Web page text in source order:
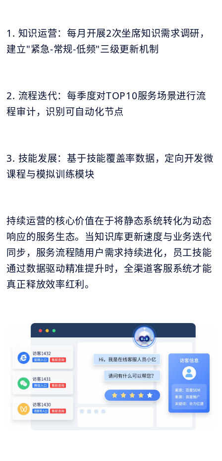
1. 知识运营：每月开展2次坐席知识需求调研，
建立"紧急-常规-低频"三级更新机制
2. 流程迭代：每季度对TOP10服务场景进行流
程审计，识别可自动化节点
3. 技能发展：基于技能覆盖率数据，定向开发微
课程与模拟训练模块
持续运营的核心价值在于将静态系统转化为动态
响应的服务生态。当知识库更新速度与业务迭代
同步，服务流程随用户需求持续进化，员工技能
通过数据驱动精准提升时，全渠道客服系统才能
真正释放效率红利。